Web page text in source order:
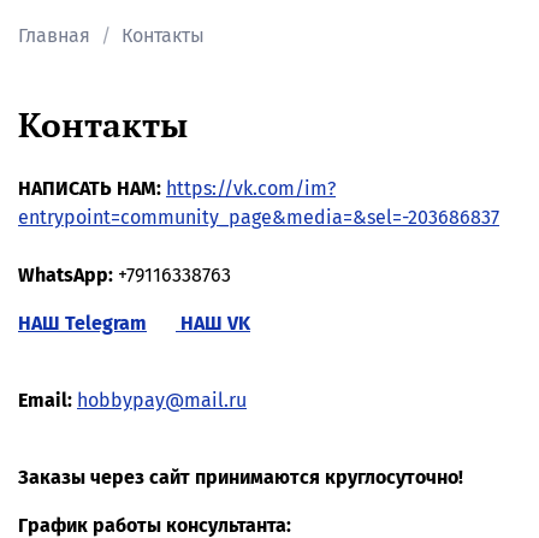
Главная Контакты
Контакты
НАПИСАТЬ НАМ: https://vk.com/im?
entrypoint=community_page&media=&sel=-203686837
WhatsApp: +79116338763
НАШ Telegram НАШ VK
Email: hobbypay@mail.ru
Заказы через сайт принимаются круглосуточно!
График работы консультанта: